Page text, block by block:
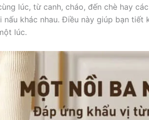
lúc, từ canh, cháo, đến chè hay
khác nhau. Điều này giúp bạn tiết
lúc.